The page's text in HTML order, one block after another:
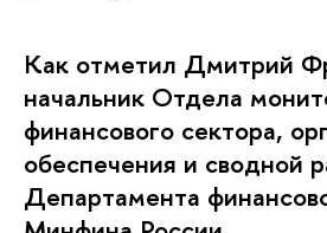
Как отметил Дмитрий
начальник Отдела
финансового сектора,
обеспечения и сводной
Департамента